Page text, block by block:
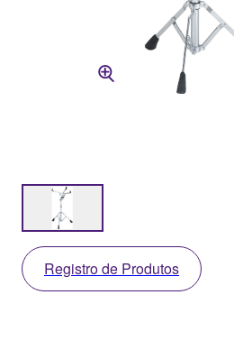
Registro de Produtos